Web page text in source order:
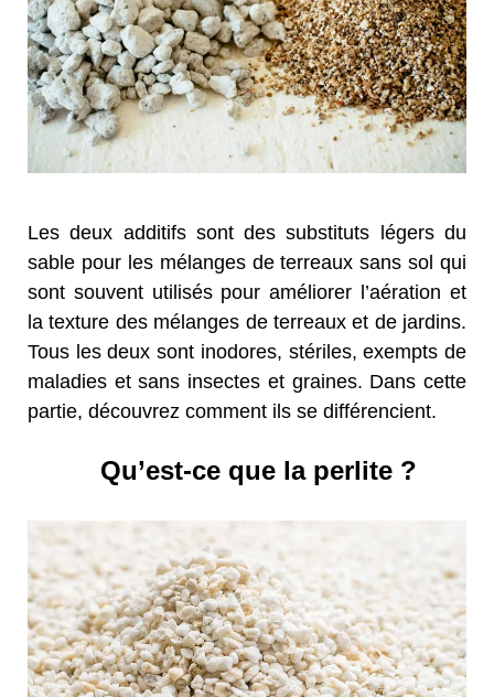
Les deux additifs sont des substituts légers du
sable pour les mélanges de terreaux sans sol qui
sont souvent utilisés pour améliorer l’aération et
la texture des mélanges de terreaux et de jardins.
Tous les deux sont inodores, stériles, exempts de
maladies et sans insectes et graines. Dans cette
partie, découvrez comment ils se différencient.
Qu’est-ce que la perlite ?